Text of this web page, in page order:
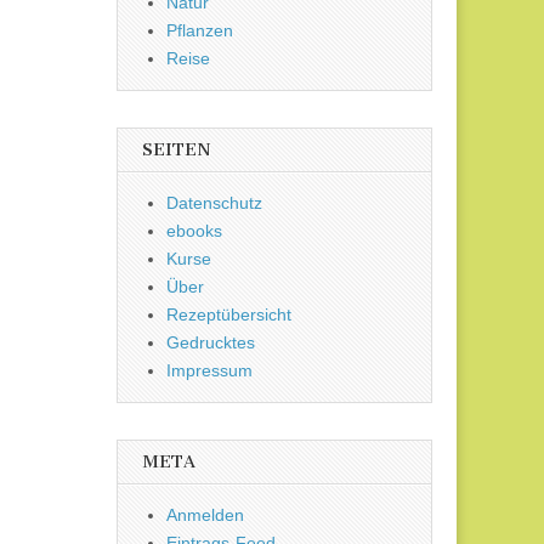
Pflanzen
Reise
SEITEN
Datenschutz
ebooks
Kurse
Über
Rezeptübersicht
Gedrucktes
Impressum
META
Anmelden